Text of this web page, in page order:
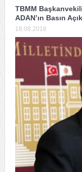
TBMM
ADAN’ın Basın
18.08.2018